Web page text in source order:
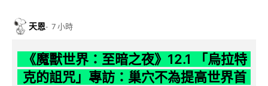
天恩 7 小時
《魔獸世界：至暗之夜》12.1 「烏拉特
克的詛咒」專訪：巢穴不為提高世界首